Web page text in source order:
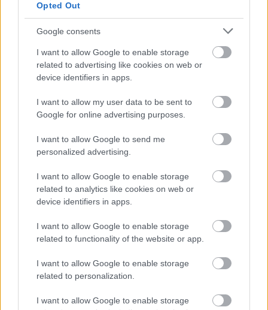
Opted Out
Google consents
I want to allow Google to enable storage
related to advertising like cookies on web or
device identifiers in apps.
I want to allow my user data to be sent to
Google for online advertising purposes.
I want to allow Google to send me
personalized advertising.
I want to allow Google to enable storage
related to analytics like cookies on web or
device identifiers in apps.
I want to allow Google to enable storage
related to functionality of the website or app.
I want to allow Google to enable storage
related to personalization.
I want to allow Google to enable storage
Adegan fantasi separa realistik seorang Tarnished
bertudung berhadapan dengan troll batu besar di
dalam gua bawah tanah yang berapi-api sebelum
pertempuran.
Klik atau ketik imej untuk maklumat lanjut dan
resolusi yang lebih tinggi.